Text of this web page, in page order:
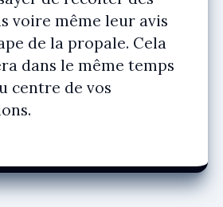
voire même leur avis
de la propale. Cela
dans le même temps
centre de vos